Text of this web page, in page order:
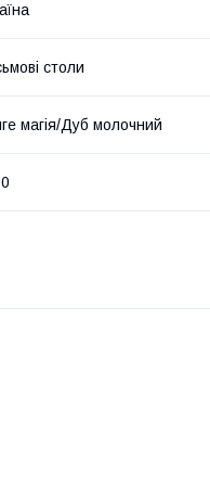
столи
магія/Дуб молочний